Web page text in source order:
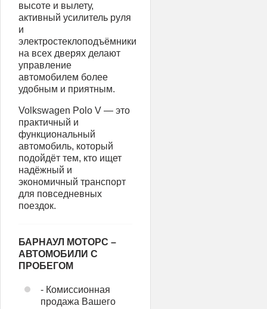
высоте и вылету,
активный усилитель руля
и
электростеклоподъёмники
на всех дверях делают
управление
автомобилем более
удобным и приятным.
Volkswagen Polo V — это
практичный и
функциональный
автомобиль, который
подойдёт тем, кто ищет
надёжный и
экономичный транспорт
для повседневных
поездок.
БАРНАУЛ МОТОРС –
АВТОМОБИЛИ С
ПРОБЕГОМ
- Комиссионная
продажа Вашего